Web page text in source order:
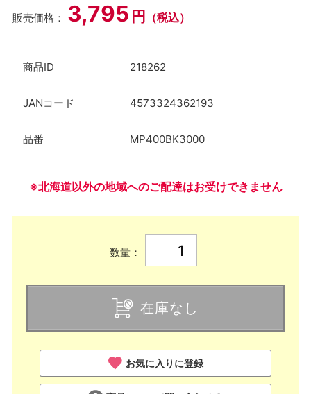
販売価格： 3,795 円 （税込）
商品ID 218262
JANコード 4573324362193
品番 MP400BK3000
※北海道以外の地域へのご配達はお受けできません
数量：
在庫なし
お気に入りに登録